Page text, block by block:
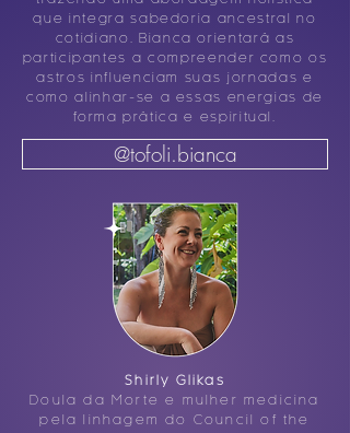
que integra sabedoria ancestral no
cotidiano. Bianca orientará as
participantes a compreender como os
astros influenciam suas jornadas e
como alinhar-se a essas energias de
forma prática e espiritual.
@tofoli.bianca
Shirly Glikas
Doula da Morte e mulher medicina
pela linhagem do Council of the